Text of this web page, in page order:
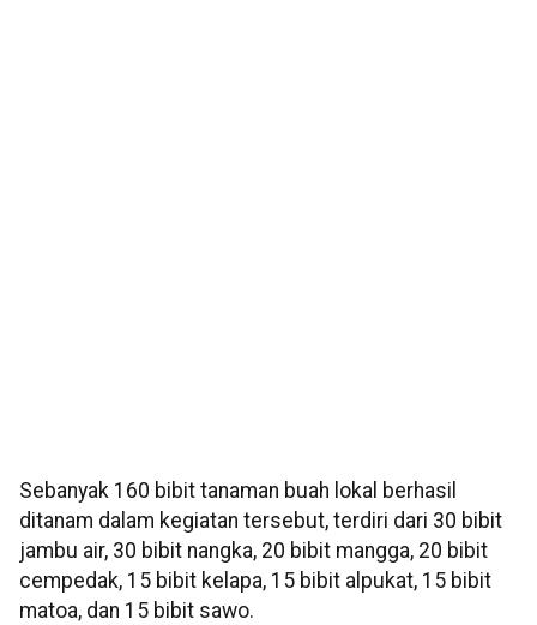
Sebanyak 160 bibit tanaman buah lokal berhasil
ditanam dalam kegiatan tersebut, terdiri dari 30 bibit
jambu air, 30 bibit nangka, 20 bibit mangga, 20 bibit
cempedak, 15 bibit kelapa, 15 bibit alpukat, 15 bibit
matoa, dan 15 bibit sawo.